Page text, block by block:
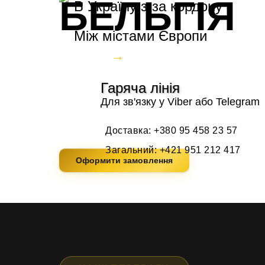
В Україну з-за кордону
Між містами Європи
Гаряча лінія
Для зв'язку у Viber або Telegram
Доставка: +380 95 458 23 57
Загальний: +421 951 212 417
БЕЛЬГІЯ
→
Надійна міжнародна доставка посилок та
Страхування вантажу, відстеження
диспетчерам.
Оформити замовлення